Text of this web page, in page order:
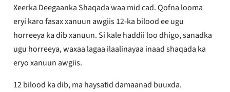
Xeerka Deegaanka Shaqada waa mid cad. Qofna looma
eryi karo fasax xanuun awgiis 12-ka bilood ee ugu
horreeya ka dib xanuun. Si kale haddii loo dhigo, sanadka
ugu horreeya, waxaa lagaa ilaalinayaa inaad shaqada ka
eryo xanuun awgiis.
12 bilood ka dib, ma haysatid damaanad buuxda.